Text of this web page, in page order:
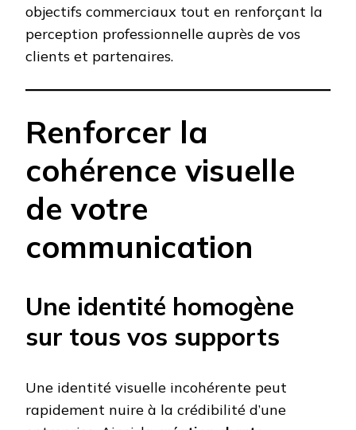
objectifs commerciaux tout en renforçant la
perception professionnelle auprès de vos
clients et partenaires.
Renforcer la
cohérence visuelle
de votre
communication
Une identité homogène
sur tous vos supports
Une identité visuelle incohérente peut
rapidement nuire à la crédibilité d’une